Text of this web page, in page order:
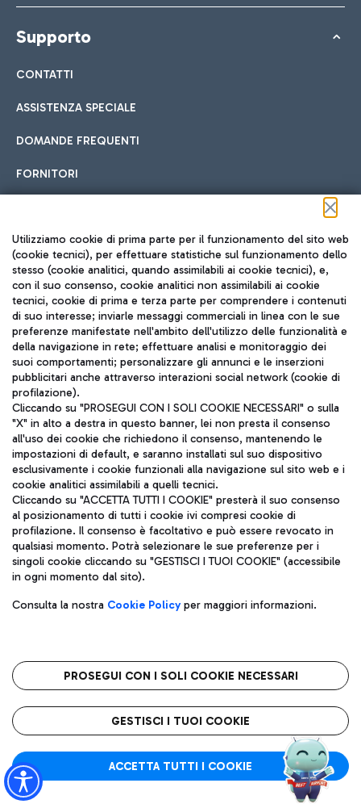
Supporto
CONTATTI
ASSISTENZA SPECIALE
DOMANDE FREQUENTI
FORNITORI
Seguici sui social
TRAVEL JOURNAL
ITA
Aeroporti di Roma S.p.A. - Società soggetta a direzione e
coordinamento di Mundys S.p.A.
Codice fiscale e Registro delle Imprese di Roma 13032990155 P.
IVA 06572251004
Capitale sociale 62.224.743,00 int. vers.
Sede legale: Via Pier Paolo Racchetti 1 - 00054 Fiumicino (RM)
telefono +39 06 65951
Privacy policy
Note legali
Roma FCO
L'aeroporto stellato
Utilizziamo cookie di prima parte per il funzionamento del sito web
(cookie tecnici), per effettuare statistiche sul funzionamento dello
stesso (cookie analitici, quando assimilabili ai cookie tecnici), e,
con il suo consenso, cookie analitici non assimilabili ai cookie
tecnici, cookie di prima e terza parte per comprendere i contenuti
di suo interesse; inviarle messaggi commerciali in linea con le sue
preferenze manifestate nell'ambito dell'utilizzo delle funzionalità e
della navigazione in rete; effettuare analisi e monitoraggio dei
suoi comportamenti; personalizzare gli annunci e le inserzioni
pubblicitari anche attraverso interazioni social network (cookie di
profilazione).
Cliccando su "PROSEGUI CON I SOLI COOKIE NECESSARI" o sulla
"X" in alto a destra in questo banner, lei non presta il consenso
all'uso dei cookie che richiedono il consenso, mantenendo le
impostazioni di default, e saranno installati sul suo dispositivo
esclusivamente i cookie funzionali alla navigazione sul sito web e i
cookie analitici assimilabili a quelli tecnici.
Cliccando su "ACCETTA TUTTI I COOKIE" presterà il suo consenso
al posizionamento di tutti i cookie ivi compresi cookie di
profilazione. Il consenso è facoltativo e può essere revocato in
qualsiasi momento. Potrà selezionare le sue preferenze per i
singoli cookie cliccando su "GESTISCI I TUOI COOKIE" (accessibile
in ogni momento dal sito).
Consulta la nostra Cookie Policyper maggiori informazioni.
PROSEGUI CON I SOLI COOKIE NECESSARI
GESTISCI I TUOI COOKIE
ACCETTA TUTTI I COOKIE